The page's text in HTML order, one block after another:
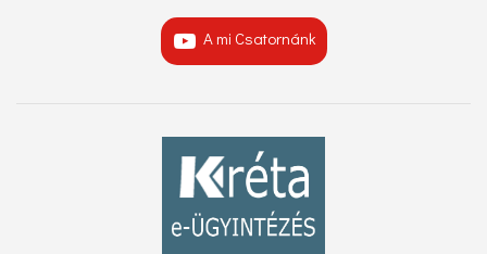
A mi Csatornánk